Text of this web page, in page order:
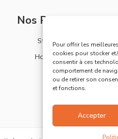
Pour offrir les
cookies pour stocker
consentir à ces
comportement de
ou de retirer son
et fonctions.
Accepter
Nos Produits
Stickers
Horloges